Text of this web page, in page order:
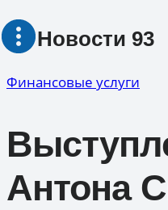
Перейти
Новости 93
Финансовые услуги
Антона